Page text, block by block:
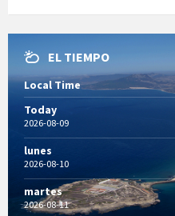
EL TIEMPO
Local Time
Today
2026-08-09
lunes
2026-08-10
martes
2026-08-11